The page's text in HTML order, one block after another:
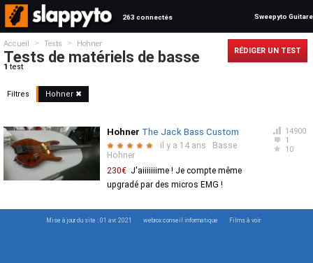
263 connectés Sweepyto Guitare
Accueil > Tests > Hohner
Tests de matériels de basse
1 test
RÉDIGER UN TEST
Filtres Hohner ✖
14900
1
10
Hohner The Jack Bass Custom
★ ★ ★ ★ ★ · il y a 14 ans · Basse ·
Hohner
230€ J'aiiiiiiime ! Je compte même
upgradé par des micros EMG !
Mise à jour du site : 01 avr. 2021 webrox conseil informatique Films à voir